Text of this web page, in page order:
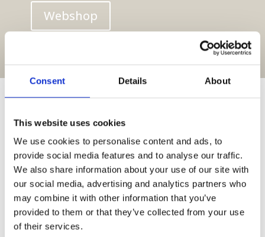
Consent Details About
This website uses cookies
We use cookies to personalise content and ads, to
provide social media features and to analyse our traffic.
We also share information about your use of our site with
our social media, advertising and analytics partners who
may combine it with other information that you’ve
provided to them or that they’ve collected from your use
of their services.
Webshop
ELEFANTE BEIGE |
€67,14 - €492,74Prijsklasse:
€ 67,14
tot
DREAMY
FLOWERFIELD 2 |
CANVAS
€67,14 - €492,74 Prijsklasse: